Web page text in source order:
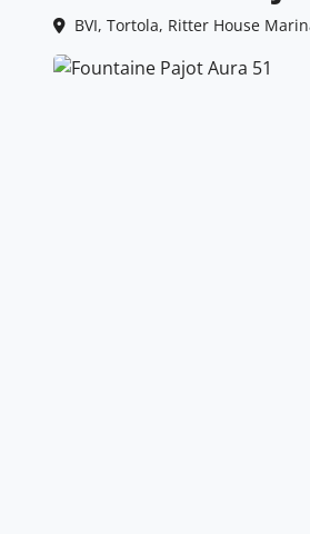
BVI, Tortola, Ritter House